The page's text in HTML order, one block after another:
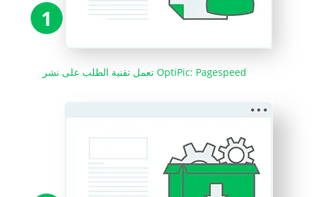
1
تعمل تقنية الطلب على نشر OptiPic: Pagespeed